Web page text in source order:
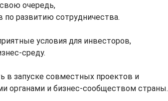
очередь,
развитию сотрудничества.
условия для инвесторов,
среду.
в запуске совместных проектов и
органами и бизнес-сообществом страны.